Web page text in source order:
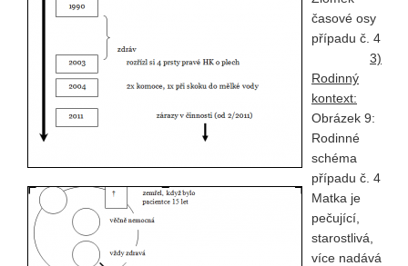
časové osy
případu č. 4
3)
Rodinný
kontext:
Obrázek 9:
Rodinné
schéma
případu č. 4
Matka je
pečující,
starostlivá,
více nadává